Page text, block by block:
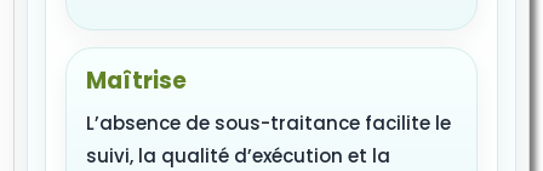
Maîtrise
L’absence de sous-traitance facilite le
suivi, la qualité d’exécution et la